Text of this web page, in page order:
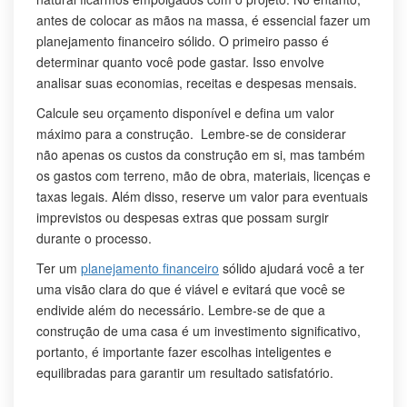
antes de colocar as mãos na massa, é essencial fazer um
planejamento financeiro sólido. O primeiro passo é
determinar quanto você pode gastar. Isso envolve
analisar suas economias, receitas e despesas mensais.
Calcule seu orçamento disponível e defina um valor
máximo para a construção. Lembre-se de considerar
não apenas os custos da construção em si, mas também
os gastos com terreno, mão de obra, materiais, licenças e
taxas legais. Além disso, reserve um valor para eventuais
imprevistos ou despesas extras que possam surgir
durante o processo.
Ter um planejamento financeiro sólido ajudará você a ter
uma visão clara do que é viável e evitará que você se
endivide além do necessário. Lembre-se de que a
construção de uma casa é um investimento significativo,
portanto, é importante fazer escolhas inteligentes e
equilibradas para garantir um resultado satisfatório.